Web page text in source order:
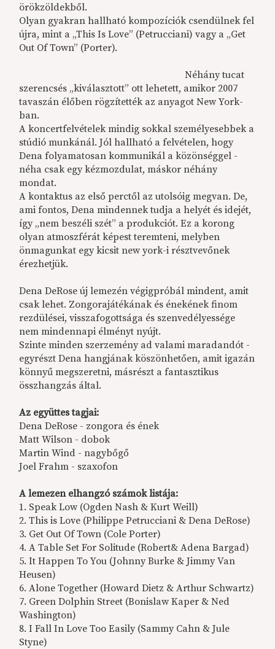
örökzöldekből.
Olyan gyakran hallható kompozíciók csendülnek fel
újra, mint a „This Is Love” (Petrucciani) vagy a „Get
Out Of Town” (Porter).
Néhány tucat
szerencsés „kiválasztott” ott lehetett, amikor 2007
tavaszán élőben rögzítették az anyagot New York-
ban.
A koncertfelvételek mindig sokkal személyesebbek a
stúdió munkánál. Jól hallható a felvételen, hogy
Dena folyamatosan kommunikál a közönséggel -
néha csak egy kézmozdulat, máskor néhány
mondat.
A kontaktus az első perctől az utolsóig megvan. De,
ami fontos, Dena mindennek tudja a helyét és idejét,
így „nem beszéli szét” a produkciót. Ez a korong
olyan atmoszférát képest teremteni, melyben
önmagunkat egy kicsit new york-i résztvevőnek
érezhetjük.
Dena DeRose új lemezén végigpróbál mindent, amit
csak lehet. Zongorajátékának és énekének finom
rezdülései, visszafogottsága és szenvedélyessége
nem mindennapi élményt nyújt.
Szinte minden szerzemény ad valami maradandót -
egyrészt Dena hangjának köszönhetően, amit igazán
könnyű megszeretni, másrészt a fantasztikus
összhangzás által.
Az együttes tagjai:
Dena DeRose - zongora és ének
Matt Wilson - dobok
Martin Wind - nagybőgő
Joel Frahm - szaxofon
A lemezen elhangzó számok listája:
1. Speak Low (Ogden Nash & Kurt Weill)
2. This is Love (Philippe Petrucciani & Dena DeRose)
3. Get Out Of Town (Cole Porter)
4. A Table Set For Solitude (Robert& Adena Bargad)
5. It Happen To You (Johnny Burke & Jimmy Van
Heusen)
6. Alone Together (Howard Dietz & Arthur Schwartz)
7. Green Dolphin Street (Bonislaw Kaper & Ned
Washington)
8. I Fall In Love Too Easily (Sammy Cahn & Jule
Styne)